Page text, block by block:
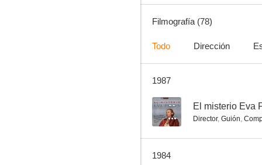
3.2
Filmografía (78)
Todo Dirección
1987
-- El misterio Eva
Director, Guión,
1984